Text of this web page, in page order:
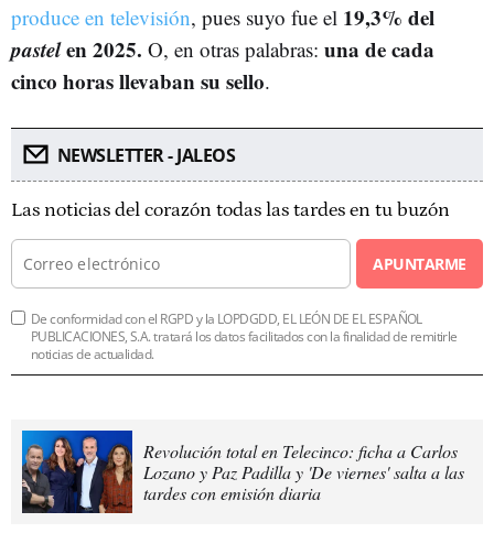
produce en televisión, pues suyo fue el 19,3% del
pastelen 2025. O, en otras palabras: una de cada
cinco horas llevaban su sello.
NEWSLETTER - JALEOS
Las noticias del corazón todas las tardes en tu buzón
APUNTARME
De conformidad con el RGPD y la LOPDGDD, EL LEÓN DE EL ESPAÑOL
PUBLICACIONES, S.A. tratará los datos facilitados con la finalidad de remitirle
noticias de actualidad.
Revolución total en Telecinco: ficha a Carlos
Lozano y Paz Padilla y 'De viernes' salta a las
tardes con emisión diaria